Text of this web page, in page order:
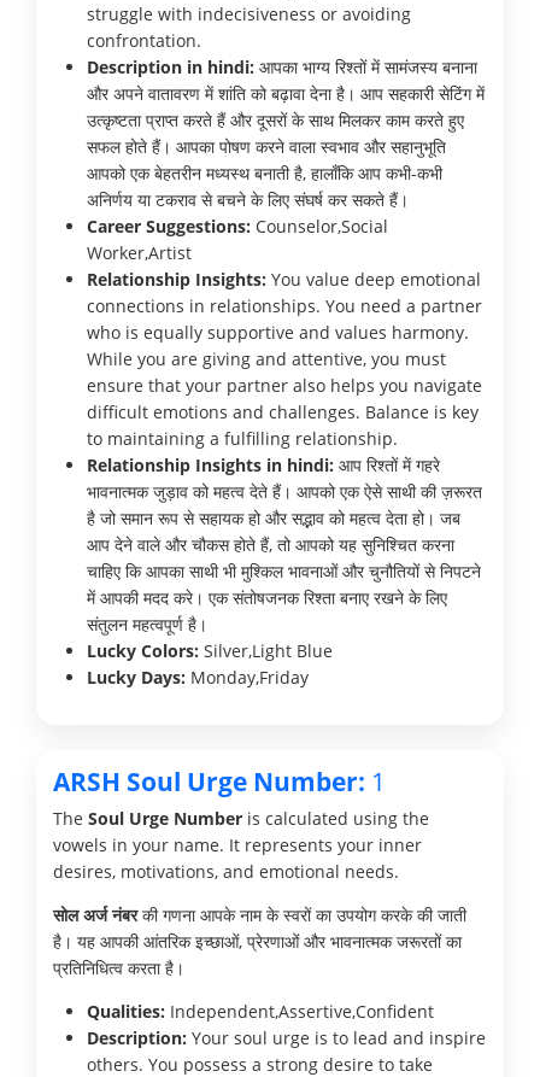
struggle with indecisiveness or avoiding
confrontation.
Description in hindi: आपका भाग्य रिश्तों में सामंजस्य बनाना
और अपने वातावरण में शांति को बढ़ावा देना है। आप सहकारी सेटिंग में
उत्कृष्टता प्राप्त करते हैं और दूसरों के साथ मिलकर काम करते हुए
सफल होते हैं। आपका पोषण करने वाला स्वभाव और सहानुभूति
आपको एक बेहतरीन मध्यस्थ बनाती है, हालाँकि आप कभी-कभी
अनिर्णय या टकराव से बचने के लिए संघर्ष कर सकते हैं।
Career Suggestions: Counselor,Social
Worker,Artist
Relationship Insights: You value deep emotional
connections in relationships. You need a partner
who is equally supportive and values harmony.
While you are giving and attentive, you must
ensure that your partner also helps you navigate
difficult emotions and challenges. Balance is key
to maintaining a fulfilling relationship.
Relationship Insights in hindi: आप रिश्तों में गहरे
भावनात्मक जुड़ाव को महत्व देते हैं। आपको एक ऐसे साथी की ज़रूरत
है जो समान रूप से सहायक हो और सद्भाव को महत्व देता हो। जब
आप देने वाले और चौकस होते हैं, तो आपको यह सुनिश्चित करना
चाहिए कि आपका साथी भी मुश्किल भावनाओं और चुनौतियों से निपटने
में आपकी मदद करे। एक संतोषजनक रिश्ता बनाए रखने के लिए
संतुलन महत्वपूर्ण है।
Lucky Colors: Silver,Light Blue
Lucky Days: Monday,Friday
ARSH Soul Urge Number: 1
The Soul Urge Number is calculated using the
vowels in your name. It represents your inner
desires, motivations, and emotional needs.
सोल अर्ज नंबरकी गणना आपके नाम के स्वरों का उपयोग करके की जाती
है। यह आपकी आंतरिक इच्छाओं, प्रेरणाओं और भावनात्मक जरूरतों का
प्रतिनिधित्व करता है।
Qualities: Independent,Assertive,Confident
Description: Your soul urge is to lead and inspire
others. You possess a strong desire to take